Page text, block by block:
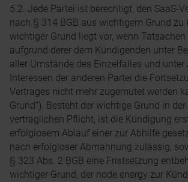
5.2. Jede Partei ist berechtigt, den SaaS-
nach § 314 BGB aus wichtigem Grund zu
wichtiger Grund liegt vor, wenn Tatsachen
aufgrund derer dem Kündigenden unter
aller Umstände des Einzelfalles und unter
Interessen der anderen Partei die
Vertrages nicht mehr zugemutet werden
Grund“). Besteht der wichtige Grund in
vertraglichen Pflicht, ist die Kündigung
erfolglosem Ablauf einer zur Abhilfe
nach erfolgloser Abmahnung zulässig,
§ 323 Abs. 2 BGB eine Fristsetzung
wichtiger Grund, der node.energy zur